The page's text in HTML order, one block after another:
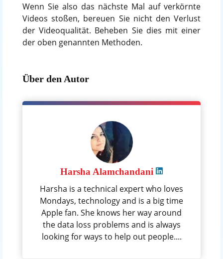
Wenn Sie also das nächste Mal auf verkörnte
Videos stoßen, bereuen Sie nicht den Verlust
der Videoqualität. Beheben Sie dies mit einer
der oben genannten Methoden.
Über den Autor
Harsha Alamchandani
Harsha is a technical expert who loves
Mondays, technology and is a big time
Apple fan. She knows her way around
the data loss problems and is always
looking for ways to help out people....